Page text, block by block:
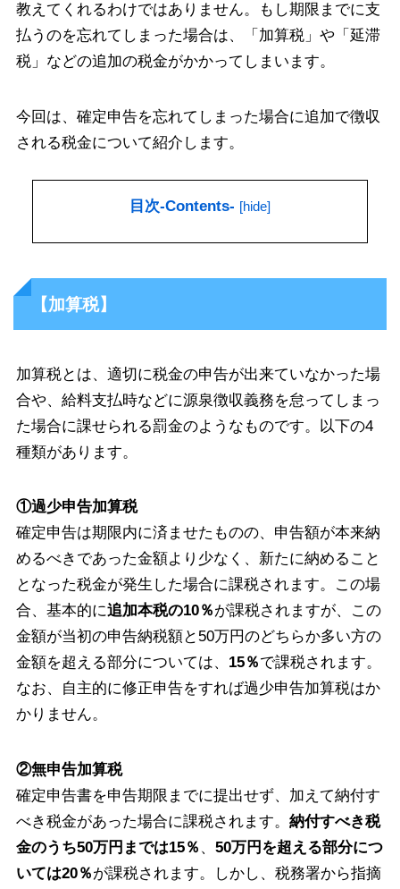
教えてくれるわけではありません。もし期限までに支
払うのを忘れてしまった場合は、「加算税」や「延滞
税」などの追加の税金がかかってしまいます。
今回は、確定申告を忘れてしまった場合に追加で徴収
される税金について紹介します。
目次-Contents- [hide]
【加算税】
加算税とは、適切に税金の申告が出来ていなかった場
合や、給料支払時などに源泉徴収義務を怠ってしまっ
た場合に課せられる罰金のようなものです。以下の4
種類があります。
①過少申告加算税
確定申告は期限内に済ませたものの、申告額が本来納
めるべきであった金額より少なく、新たに納めること
となった税金が発生した場合に課税されます。この場
合、基本的に追加本税の10％が課税されますが、この
金額が当初の申告納税額と50万円のどちらか多い方の
金額を超える部分については、 15％で課税されます。
なお、自主的に修正申告をすれば過少申告加算税はか
かりません。
②無申告加算税
確定申告書を申告期限までに提出せず、加えて納付す
べき税金があった場合に課税されます。 納付すべき税
金のうち50万円までは15％ 、 50万円を超える部分につ
いては20％が課税されます。しかし、税務署から指摘